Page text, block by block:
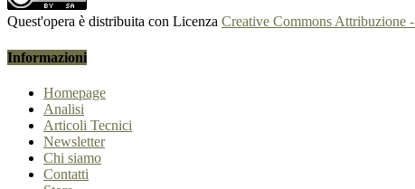
Quest'opera è distribuita con Licenza Creative Commons Attribuzione
Informazioni
Homepage
Analisi
Articoli Tecnici
Newsletter
Chi siamo
Contatti